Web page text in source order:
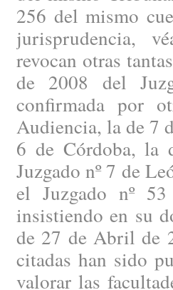
256 del mismo
jurisprudencia,
revocan otras
de 2008 del
confirmada por
Audiencia, la de 7
6 de Córdoba, la
Juzgado nº 7 de
el Juzgado nº
insistiendo en su
de 27 de Abril de
citadas han sido
valorar las